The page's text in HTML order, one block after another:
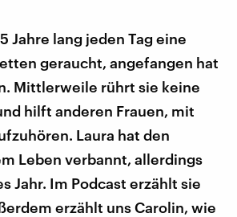
Jahre lang jeden Tag eine
geraucht, angefangen hat
Mittlerweile rührt sie keine
hilft anderen Frauen, mit
Laura hat den
Leben verbannt, allerdings
Jahr. Im Podcast erzählt sie
erzählt uns Carolin, wie